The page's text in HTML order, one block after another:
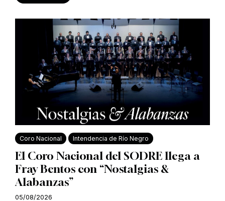
Coro Nacional Intendencia de Río Negro
El Coro Nacional del SODRE llega a
Fray Bentos con “Nostalgias &
Alabanzas”
05/08/2026